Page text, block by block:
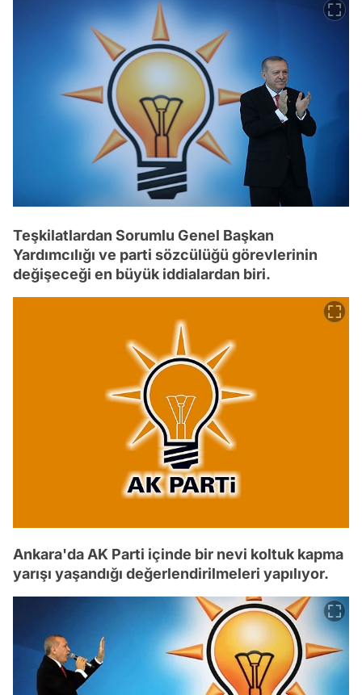
Teşkilatlardan Sorumlu Genel Başkan
Yardımcılığı ve parti sözcülüğü görevlerinin
değişeceği en büyük iddialardan biri.
Ankara'da AK Parti içinde bir nevi koltuk kapma
yarışı yaşandığı değerlendirilmeleri yapılıyor.